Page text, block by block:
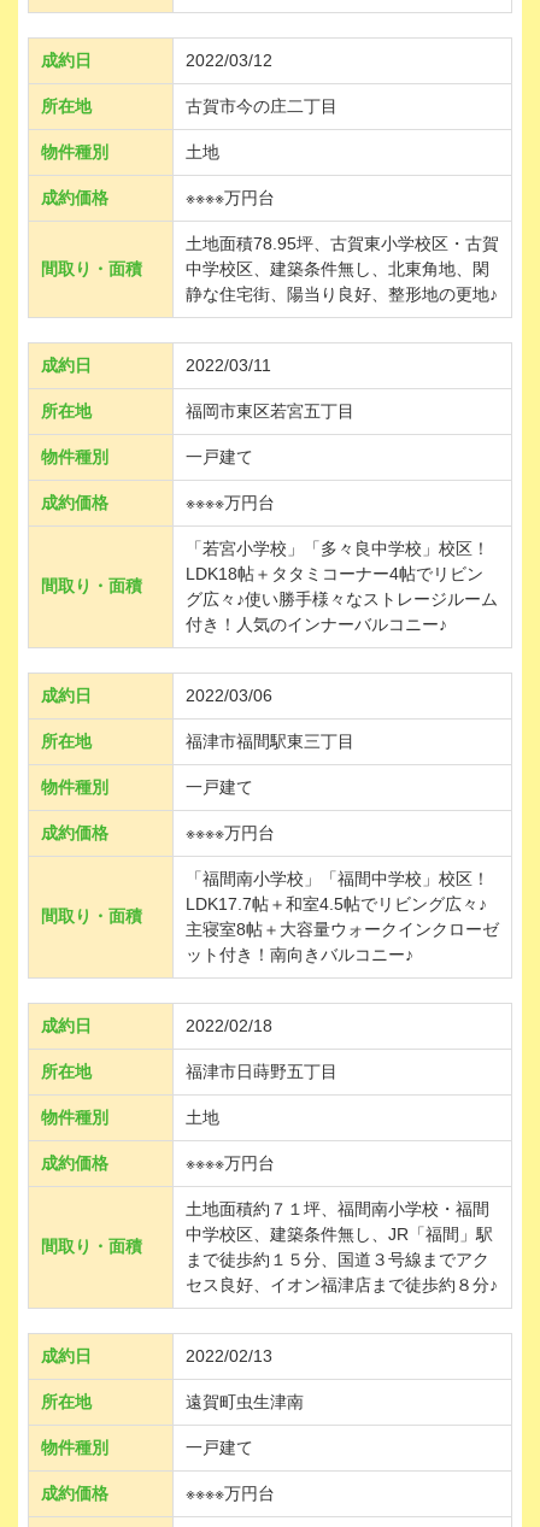
成約日 2022/03/12
所在地 古賀市今の庄二丁目
物件種別 土地
成約価格 ※※※※万円台
間取り・面積
土地面積78.95坪、古賀東小学校区・古賀
中学校区、建築条件無し、北東角地、閑
静な住宅街、陽当り良好、整形地の更地♪
成約日 2022/03/11
所在地 福岡市東区若宮五丁目
物件種別 一戸建て
成約価格 ※※※※万円台
間取り・面積
「若宮小学校」「多々良中学校」校区！
LDK18帖＋タタミコーナー4帖でリビン
グ広々♪使い勝手様々なストレージルーム
付き！人気のインナーバルコニー♪
成約日 2022/03/06
所在地 福津市福間駅東三丁目
物件種別 一戸建て
成約価格 ※※※※万円台
間取り・面積
「福間南小学校」「福間中学校」校区！
LDK17.7帖＋和室4.5帖でリビング広々♪
主寝室8帖＋大容量ウォークインクローゼ
ット付き！南向きバルコニー♪
成約日 2022/02/18
所在地 福津市日蒔野五丁目
物件種別 土地
成約価格 ※※※※万円台
間取り・面積
土地面積約７１坪、福間南小学校・福間
中学校区、建築条件無し、JR「福間」駅
まで徒歩約１５分、国道３号線までアク
セス良好、イオン福津店まで徒歩約８分♪
成約日 2022/02/13
所在地 遠賀町虫生津南
物件種別 一戸建て
成約価格 ※※※※万円台